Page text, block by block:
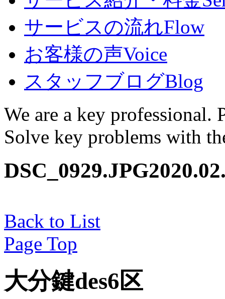
サービスの流れFlow
お客様の声Voice
スタッフブログBlog
We are a key professional.
Solve key problems with
DSC_0929.JPG
Back to List
Page Top
大分鍵des6区